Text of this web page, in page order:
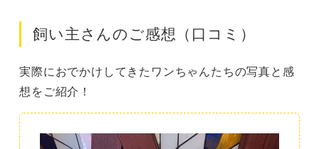
飼い主さんのご感想（口コミ）
実際におでかけしてきたワンちゃんたちの写真と感
想をご紹介！